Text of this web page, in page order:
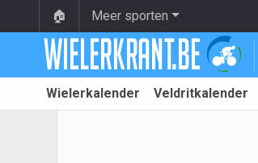
🏠 Meer sporten
Wielerkalender Veldritkalender